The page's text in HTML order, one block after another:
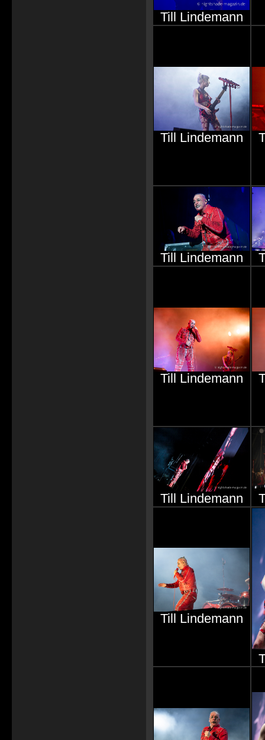
Till Lindemann
Till Lindemann
Till Lindemann
Till Lindemann
Till Lindemann
Till Lindemann